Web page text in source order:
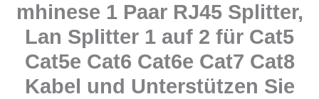
mhinese 1 Paar RJ45 Splitter,
Lan Splitter 1 auf 2 für Cat5
Cat5e Cat6 Cat6e Cat7 Cat8
Kabel und Unterstützen Sie